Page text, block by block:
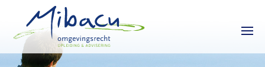
HOME